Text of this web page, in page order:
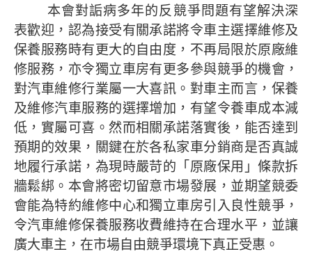
本會對詬病多年的反競爭問題有望解決深
表歡迎，認為接受有關承諾將令車主選擇維修及
保養服務時有更大的自由度，不再局限於原廠維
修服務，亦令獨立車房有更多參與競爭的機會，
對汽車維修行業屬一大喜訊。對車主而言，保養
及維修汽車服務的選擇增加，有望令養車成本減
低，實屬可喜。然而相關承諾落實後，能否達到
預期的效果，關鍵在於各私家車分銷商是否真誠
地履行承諾，為現時嚴苛的「原廠保用」條款拆
牆鬆綁。本會將密切留意市場發展，並期望競委
會能為特約維修中心和獨立車房引入良性競爭，
令汽車維修保養服務收費維持在合理水平，並讓
廣大車主，在市場自由競爭環境下真正受惠。